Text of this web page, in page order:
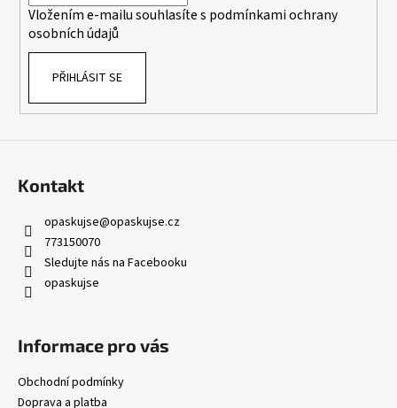
Vložením e-mailu souhlasíte s podmínkami ochrany
osobních údajů
PŘIHLÁSIT SE
Kontakt
opaskujse@opaskujse.cz
773150070
Sledujte nás na Facebooku
opaskujse
Informace pro vás
Obchodní podmínky
Doprava a platba